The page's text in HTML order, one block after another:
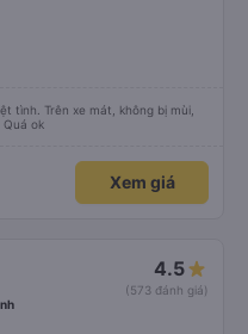
tình. Trên xe mát, không bị mùi,
Quá ok
Xem giá
4.5
(573 đánh giá)